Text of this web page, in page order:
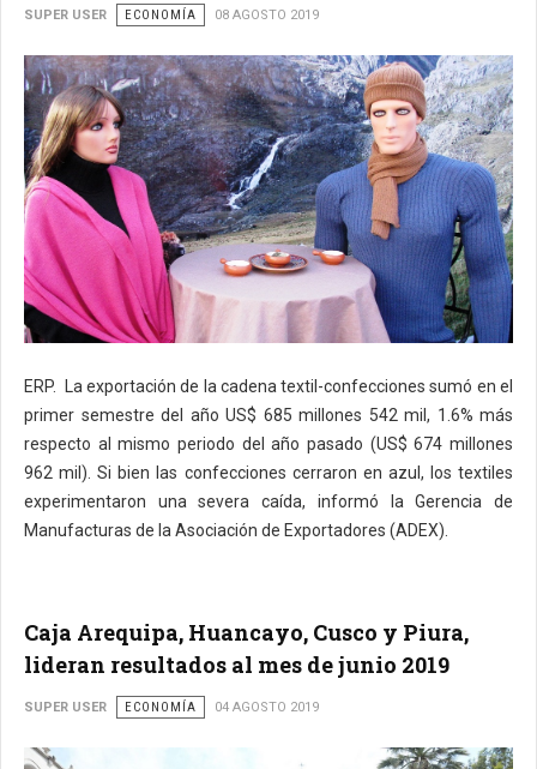
SUPER USER ECONOMÍA 08 AGOSTO 2019
ERP. La exportación de la cadena textil-confecciones sumó en el
primer semestre del año US$ 685 millones 542 mil, 1.6% más
respecto al mismo periodo del año pasado (US$ 674 millones
962 mil). Si bien las confecciones cerraron en azul, los textiles
experimentaron una severa caída, informó la Gerencia de
Manufacturas de la Asociación de Exportadores (ADEX).
Caja Arequipa, Huancayo, Cusco y Piura,
lideran resultados al mes de junio 2019
SUPER USER ECONOMÍA 04 AGOSTO 2019